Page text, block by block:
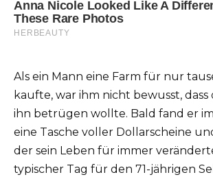
Als ein Mann eine Farm für nur
kaufte, war ihm nicht bewusst,
ihn betrügen wollte. Bald fand er
eine Tasche voller Dollarscheine
der sein Leben für immer
typischer Tag für den 71-jährigen